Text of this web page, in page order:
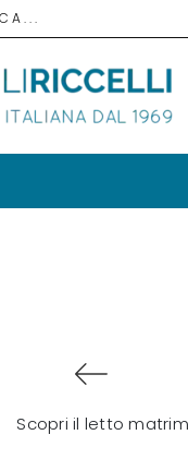
A . . .
Scopri il letto